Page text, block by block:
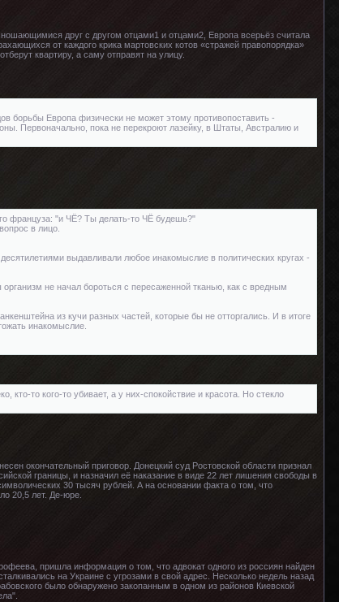
друг с другом отцами1 и отцами2, Европа всерьёз считала
от каждого крика мартовских котов «стражей правопорядка»
квартиру, а саму отправят на улицу.
борьбы Европа физически не может этому противопоставить -
Первоначально, пока не перекроют лазейку, в Штаты, Австралию и
француза: "и ЧЁ? Ты делать-то ЧЁ будешь?"
в лицо.
выдавливали любое инакомыслие в политических кругах -
не начал бороться с пересаженной тканью, как с вредным
из кучи разных частей, которые бы не отторгались. И в итоге
инакомыслие.
то кого-то убивает, а у них-спокойствие и красота. Но стекло
окончательный приговор. Донецкий суд Ростовской области признал
границы, и назначил её наказание в виде 22 лет лишения свободы в
30 тысяч рублей. А на основании факта о том, что
20,5 лет. Де-юре.
пришла информация о том, что адвокат одного из россиян найден
на Украине с угрозами в свой адрес. Несколько недель назад
было обнаружено закопанным в одном из районов Киевской